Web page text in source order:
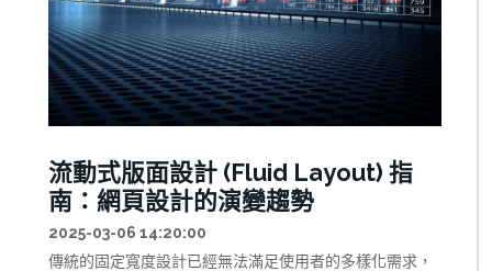
流動式版面設計 (Fluid Layout) 指
南：網頁設計的演變趨勢
2025-03-06 14:20:00
傳統的固定寬度設計已經無法滿足使用者的多樣化需求，